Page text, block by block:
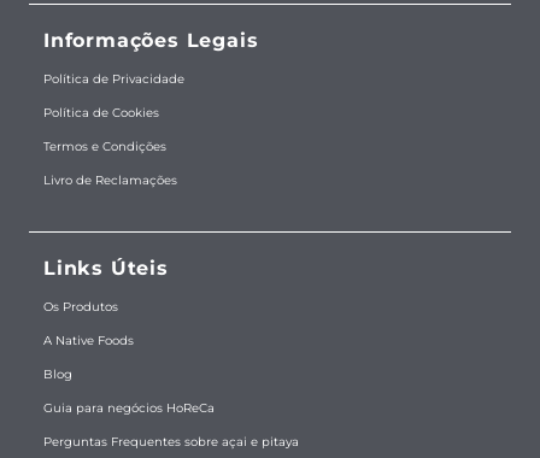
Informações Legais
Política de Privacidade
Política de Cookies
Termos e Condições
Livro de Reclamações
Links Úteis
Os Produtos
A Native Foods
Blog
Guia para negócios HoReCa
Perguntas Frequentes sobre açai e pitaya